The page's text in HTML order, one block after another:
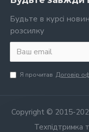
Будьте в курсі
розсилку
Я прочитав Договір
Copyright © 2015-
Техпідтримка